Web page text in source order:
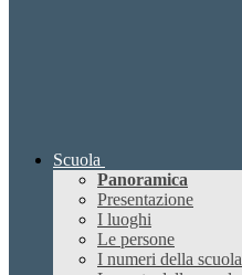
Scuola
Panoramica
Presentazione
I luoghi
Le persone
I numeri della scuola